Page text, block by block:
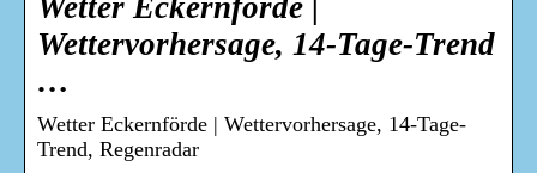
Wetter Eckernförde |
Wettervorhersage, 14-Tage-Trend
…
Wetter Eckernförde | Wettervorhersage, 14-Tage-
Trend, Regenradar